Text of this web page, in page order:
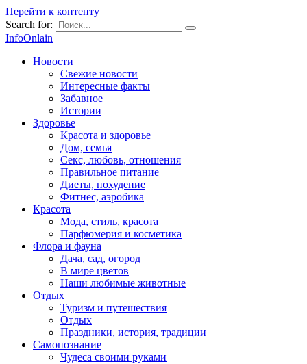
Перейти к контенту
Search for:
InfoOnlain
Новости
Свежие новости
Интересные факты
Забавное
Истории
Здоровье
Красота и здоровье
Дом, семья
Секс, любовь, отношения
Правильное питание
Диеты, похудение
Фитнес, аэробика
Красота
Мода, стиль, красота
Парфюмерия и косметика
Флора и фауна
Дача, сад, огород
В мире цветов
Наши любимые животные
Отдых
Туризм и путешествия
Отдых
Праздники, история, традиции
Самопознание
Чудеса своими руками